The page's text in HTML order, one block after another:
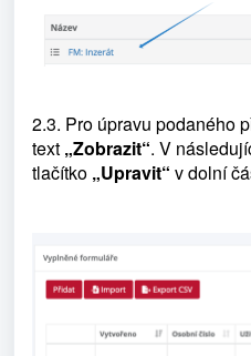
2.3. Pro úpravu podaného
text „Zobrazit“. V
tlačítko „Upravit“ v dolní